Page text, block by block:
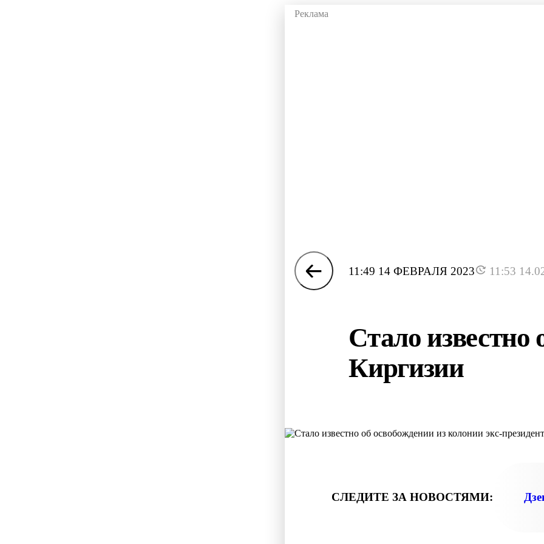
11:49 14 ФЕВРАЛЯ 2023 11:53
Стало известно
Киргизии
СЛЕДИТЕ ЗА НОВОСТЯМИ: